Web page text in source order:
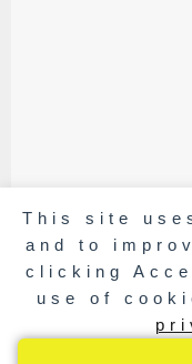
This site
and to
clicking
use of